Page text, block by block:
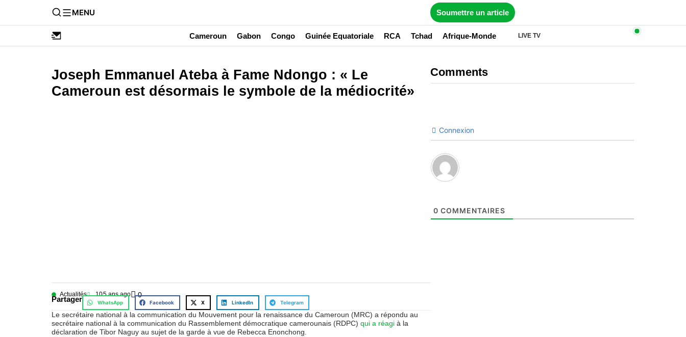
MENU Soumettre un article
Cameroun Gabon Congo Guinée Equatoriale RCA Tchad Afrique-Monde LIVE TV
Joseph Emmanuel Ateba à Fame Ndongo : « Le
Cameroun est désormais le symbole de la médiocrité»
Actualités 105 ans ago 0
Partager WhatsApp Facebook X LinkedIn Telegram
Le secrétaire national à la communication du Mouvement pour la renaissance du Cameroun (MRC) a répondu au
secrétaire national à la communication du Rassemblement démocratique camerounais (RDPC) qui a réagià la
déclaration de Tibor Naguy au sujet de la garde à vue de Rebecca Enonchong.
Comments
Connexion
0 COMMENTAIRES